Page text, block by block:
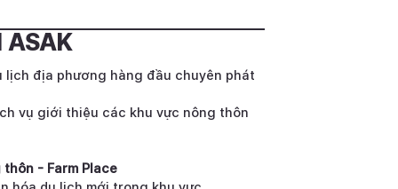
ASAK
lịch địa phương hàng đầu chuyên phát
vụ giới thiệu các khu vực nông thôn
- Farm Place